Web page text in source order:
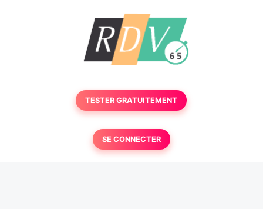
TESTER GRATUITEMENT
SE CONNECTER